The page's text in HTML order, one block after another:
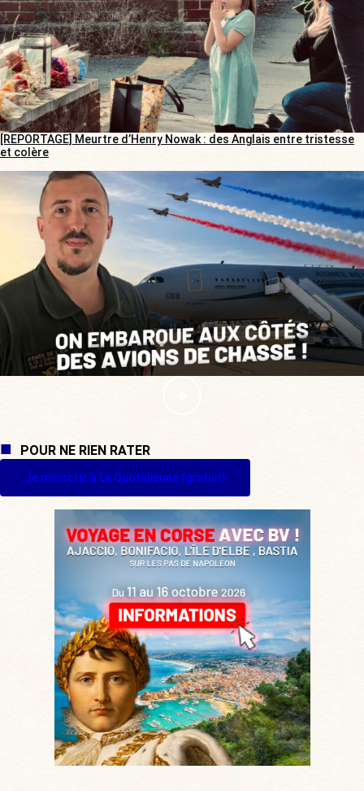
[REPORTAGE] Meurtre d’Henry Nowak : des Anglais entre tristesse
et colère
POUR NE RIEN RATER
Je m'inscris à La Quotidienne (gratuit)